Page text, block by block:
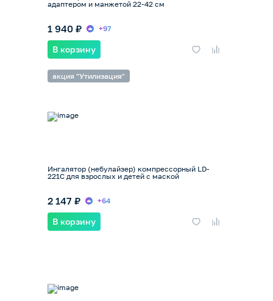
адаптером и манжетой 22-42 см
1 940 ₽ +97
В корзину
акция "Утилизация"
Ингалятор (небулайзер) компрессорный LD-
221C для взрослых и детей с маской
2 147 ₽ +64
В корзину